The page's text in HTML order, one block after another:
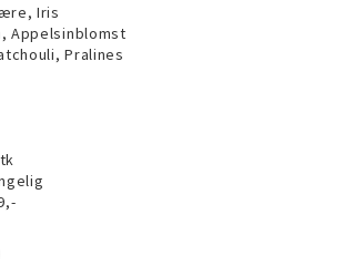
Iris
Appelsinblomst
Pralines